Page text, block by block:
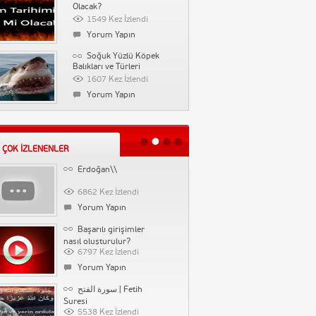
Olacak?
1549 Kez İzlendi
Yorum Yapın
Soğuk Yüzlü Köpek
Balıkları ve Türleri
1607 Kez İzlendi
Yorum Yapın
ile Yapan Cevri Kalfa
1524 Kez İzlendi
Yorum Yapın
Gazeteci Sabahattin
Önkibar Biyografi
Yorum Yapın
Saç Neden Yağlanır
Yorum Yapın
Sosyal Medyadan
İndirim Kuponları Kazanın
ÇOK İZLENENLER
89721 Kez İzlendi
Vaka-i Vakvakiye
(Çınar Vakası)
71302 Kez İzlendi
Tarihin Arka Odası-
Ortaylı53200 Kez İzlendi
Erdoğan\\
6862 Kez İzlendi
Yorum Yapın
Başarılı girişimler
nasıl oluşturulur?
6797 Kez İzlendi
Yorum Yapın
سورة الفتح | Fetih
Suresi
5538 Kez İzlendi